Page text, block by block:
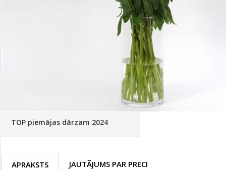
Palīglīdzekļi augu audzēšanai(72)
TOP piemājas dārzam 2024
APRAKSTS JAUTĀJUMS PAR PRECI